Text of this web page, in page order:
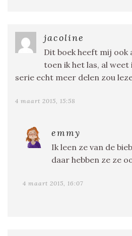
jacoline
Dit boek heeft mij ook
toen ik het las, al
serie echt meer delen zou
4 maart 2015, 15:58
emmy
Ik leen ze van de
daar hebben ze ze
4 maart 2015, 16:07